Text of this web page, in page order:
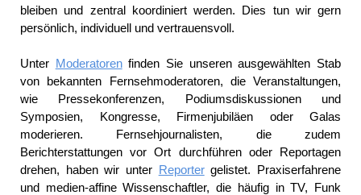
bleiben und zentral koordiniert werden. Dies tun wir gern
persönlich, individuell und vertrauensvoll.
Unter Moderatorenfinden Sie unseren ausgewählten Stab
von bekannten Fernsehmoderatoren, die Veranstaltungen,
wie Pressekonferenzen, Podiumsdiskussionen und
Symposien, Kongresse, Firmenjubiläen oder Galas
moderieren. Fernsehjournalisten, die zudem
Berichterstattungen vor Ort durchführen oder Reportagen
drehen, haben wir unter Reportergelistet. Praxiserfahrene
und medien-affine Wissenschaftler, die häufig in TV, Funk